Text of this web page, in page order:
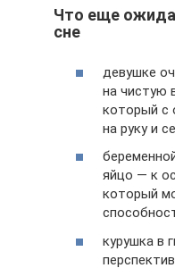
Что еще
сне
девушке
на чистую
который с
на руку и
яйцо — к
который
курушка в